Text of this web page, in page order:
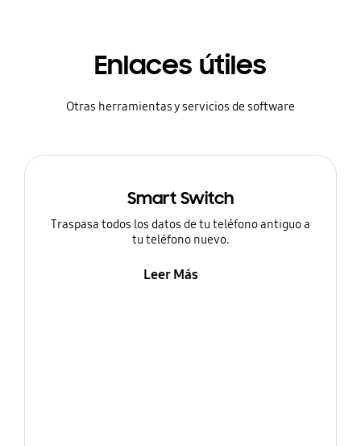
Enlaces útiles
Otras herramientas y servicios de software
Smart Switch
Traspasa todos los datos de tu teléfono antiguo a
tu teléfono nuevo.
Leer Más